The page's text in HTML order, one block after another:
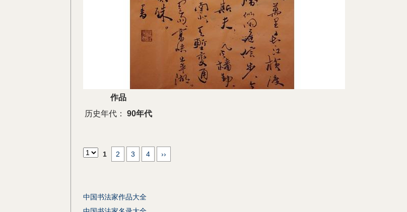
作品
历史年代：
90年代
1 2 3 4 ››
中国书法家作品大全